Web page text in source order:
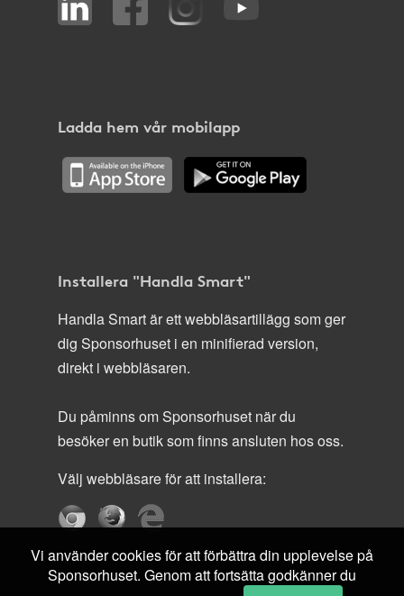
Ladda hem vår mobilapp
Installera "Handla Smart"
Handla Smart är ett webbläsartillägg som ger
dig Sponsorhuset i en minifierad version,
direkt i webbläsaren.
Du påminns om Sponsorhuset när du
besöker en butik som finns ansluten hos oss.
Välj webbläsare för att installera:
Vi använder cookies för att förbättra din upplevelse på
Sponsorhuset. Genom att fortsätta godkänner du